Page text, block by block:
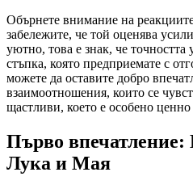
Обърнете внимание на
забележите, че той оценява
уютно, това е знак, че точността
стъпка, която предприемате с
можете да оставите добро
взаимоотношения, които се
щастливи, което е особено
Първо впечатление:
Лука и Мая